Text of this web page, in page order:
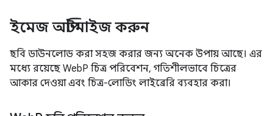
ইমেজ অপ্টিমাইজ করুন
ছবি ডাউনলোড করা সহজ করার জন্য অনেক উপায় আছে। এর
মধ্যে রয়েছে WebP চিত্র পরিবেশন, গতিশীলভাবে চিত্রের
আকার দেওয়া এবং চিত্র-লোডিং লাইব্রেরি ব্যবহার করা।